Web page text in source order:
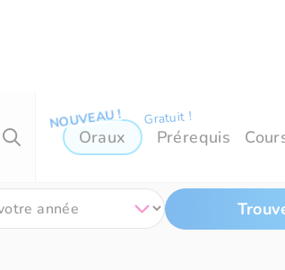
Oraux Prérequis